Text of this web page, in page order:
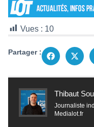
Vues : 10
Partager :
Thibaut
Journaliste
Medialot.fr